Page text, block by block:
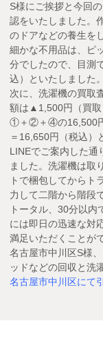
S様にご挨拶と今回
認をいたしました。
のドアなどの養生を
細かな不用品は、ピ
分でしたので、目測
込）といたしました。
次に、洗濯機の買取
額は▲1,500円（買取
①＋②＋④の16,500円
＝16,650円（税込）
LINEでご案内した通
ました。洗濯機は取
トで梱包してからト
力して二階から階段
トータル、30分以
には即日の迅速な対
満足いただくことが
名古屋市中川区S様
ッドなどの回収と洗
名古屋市中川区にて